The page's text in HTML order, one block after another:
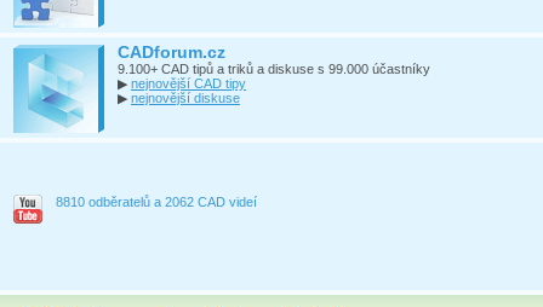
CADforum.cz
9.100+ CAD tipů a triků a diskuse s 99.000 účastníky
▶ nejnovější CAD tipy
▶ nejnovější diskuse
8810 odběratelů a 2062 CAD videí